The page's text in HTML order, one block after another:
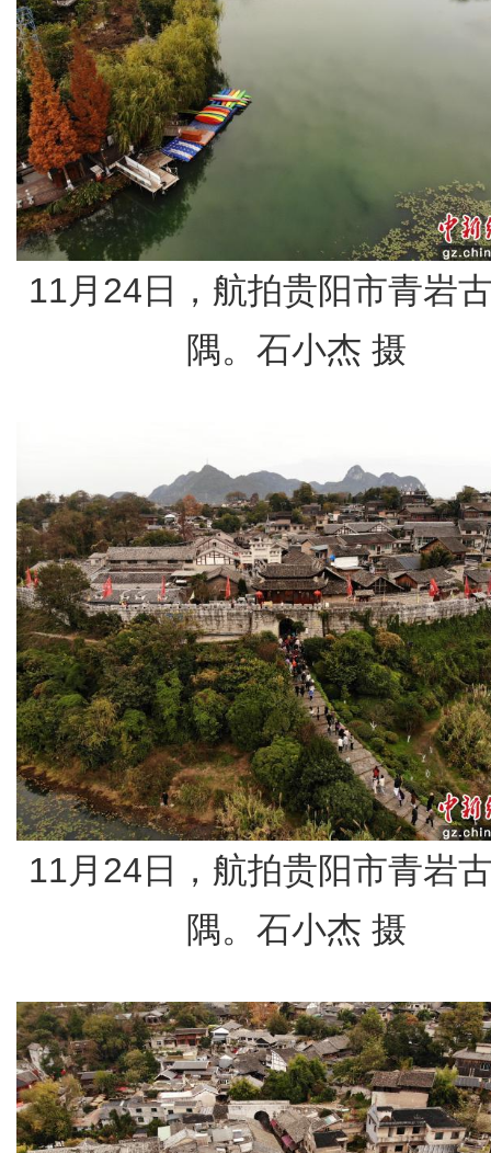
11月24日，航拍贵阳市青岩
隅。石小杰 摄
11月24日，航拍贵阳市青岩
隅。石小杰 摄